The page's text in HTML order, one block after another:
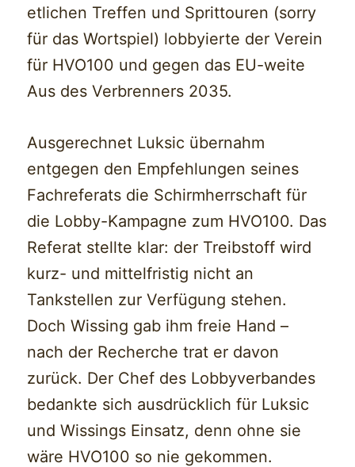
etlichen Treffen und Sprittouren (sorry
für das Wortspiel) lobbyierte der Verein
für HVO100 und gegen das EU-weite
Aus des Verbrenners 2035.
Ausgerechnet Luksic übernahm
entgegen den Empfehlungen seines
Fachreferats die Schirmherrschaft für
die Lobby-Kampagne zum HVO100. Das
Referat stellte klar: der Treibstoff wird
kurz- und mittelfristig nicht an
Tankstellen zur Verfügung stehen.
Doch Wissing gab ihm freie Hand –
nach der Recherche trat er davon
zurück. Der Chef des Lobbyverbandes
bedankte sich ausdrücklich für Luksic
und Wissings Einsatz, denn ohne sie
wäre HVO100 so nie gekommen.